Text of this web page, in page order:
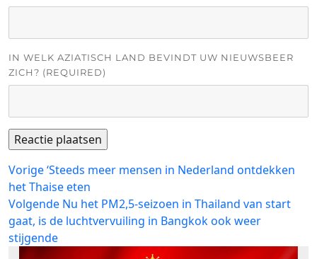
IN WELK AZIATISCH LAND BEVINDT UW NIEUWSBEER
ZICH? (REQUIRED)
Bericht
navigatie
VorigeVorig
bericht:
‘Steeds meer mensen in Nederland ontdekken
het Thaise eten
Volgende Volgend
bericht:
Nu het PM2,5-seizoen in Thailand van start
gaat, is de luchtvervuiling in Bangkok ook weer
stijgende